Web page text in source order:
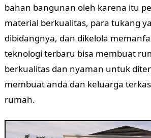
bahan bangunan oleh karena itu
material berkualitas, para tukang
dibidangnya, dan dikelola
teknologi terbaru bisa membuat
berkualitas dan nyaman untuk
membuat anda dan keluarga
rumah.